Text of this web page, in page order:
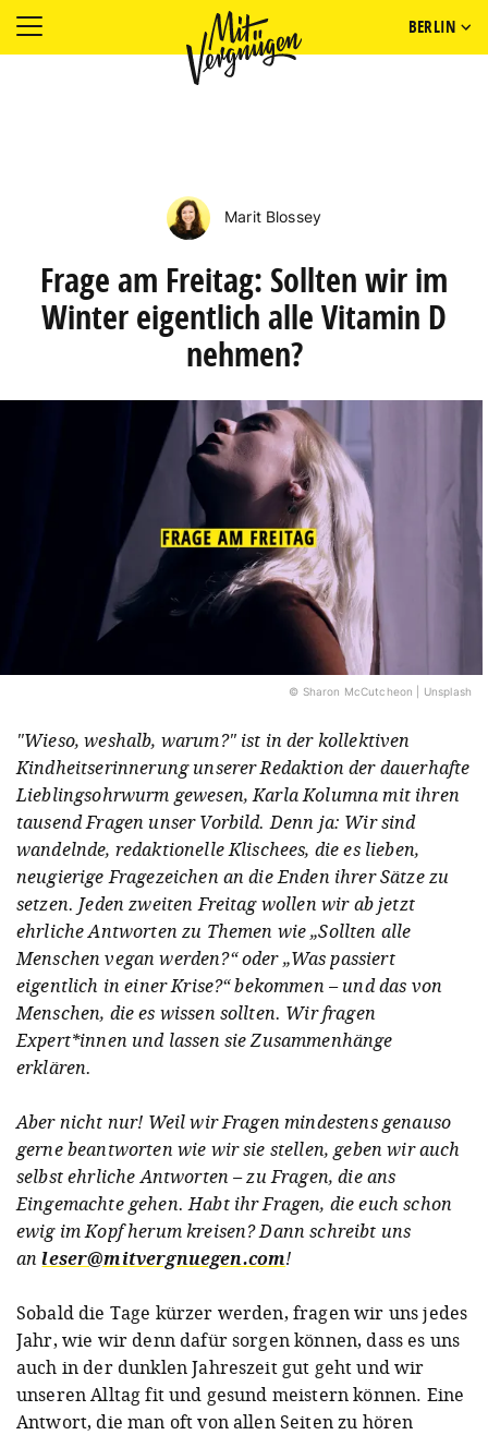
BERLIN
Marit Blossey
Frage am Freitag: Sollten wir im
Winter eigentlich alle Vitamin D
nehmen?
© Sharon McCutcheon | Unsplash
"Wieso, weshalb, warum?" ist in der kollektiven
Kindheitserinnerung unserer Redaktion der dauerhafte
Lieblingsohrwurm gewesen, Karla Kolumna mit ihren
tausend Fragen unser Vorbild. Denn ja: Wir sind
wandelnde, redaktionelle Klischees, die es lieben,
neugierige Fragezeichen an die Enden ihrer Sätze zu
setzen. Jeden zweiten Freitag wollen wir ab jetzt
ehrliche Antworten zu Themen wie „Sollten alle
Menschen vegan werden?“ oder „Was passiert
eigentlich in einer Krise?“ bekommen – und das von
Menschen, die es wissen sollten. Wir fragen
Expert*innen und lassen sie Zusammenhänge
erklären.
Aber nicht nur! Weil wir Fragen mindestens genauso
gerne beantworten wie wir sie stellen, geben wir auch
selbst ehrliche Antworten – zu Fragen, die ans
Eingemachte gehen. Habt ihr Fragen, die euch schon
ewig im Kopf herum kreisen? Dann schreibt uns
anleser@mitvergnuegen.com!
Sobald die Tage kürzer werden, fragen wir uns jedes
Jahr, wie wir denn dafür sorgen können, dass es uns
auch in der dunklen Jahreszeit gut geht und wir
unseren Alltag fit und gesund meistern können. Eine
Antwort, die man oft von allen Seiten zu hören